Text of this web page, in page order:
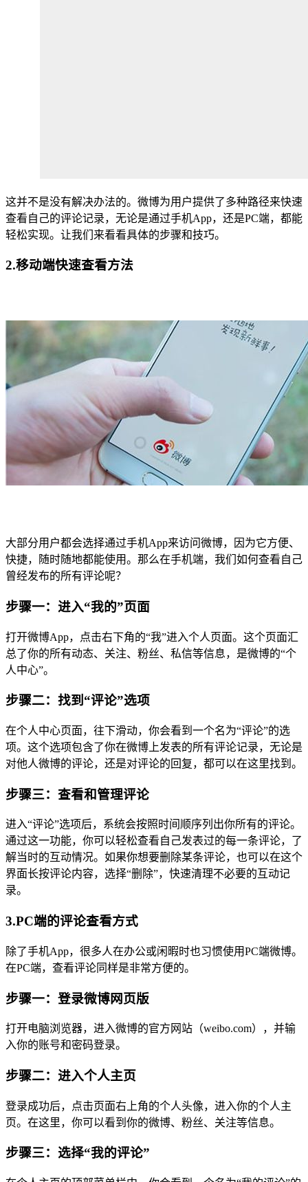
这并不是没有解决办法的。微博为用户提供了多种路径来快速
查看自己的评论记录，无论是通过手机App，还是PC端，都能
轻松实现。让我们来看看具体的步骤和技巧。
2.移动端快速查看方法
大部分用户都会选择通过手机App来访问微博，因为它方便、
快捷，随时随地都能使用。那么在手机端，我们如何查看自己
曾经发布的所有评论呢？
步骤一：进入“我的”页面
打开微博App，点击右下角的“我”进入个人页面。这个页面汇
总了你的所有动态、关注、粉丝、私信等信息，是微博的“个
人中心”。
步骤二：找到“评论”选项
在个人中心页面，往下滑动，你会看到一个名为“评论”的选
项。这个选项包含了你在微博上发表的所有评论记录，无论是
对他人微博的评论，还是对评论的回复，都可以在这里找到。
步骤三：查看和管理评论
进入“评论”选项后，系统会按照时间顺序列出你所有的评论。
通过这一功能，你可以轻松查看自己发表过的每一条评论，了
解当时的互动情况。如果你想要删除某条评论，也可以在这个
界面长按评论内容，选择“删除”，快速清理不必要的互动记
录。
3.PC端的评论查看方式
除了手机App，很多人在办公或闲暇时也习惯使用PC端微博。
在PC端，查看评论同样是非常方便的。
步骤一：登录微博网页版
打开电脑浏览器，进入微博的官方网站（weibo.com），并输
入你的账号和密码登录。
步骤二：进入个人主页
登录成功后，点击页面右上角的个人头像，进入你的个人主
页。在这里，你可以看到你的微博、粉丝、关注等信息。
步骤三：选择“我的评论”